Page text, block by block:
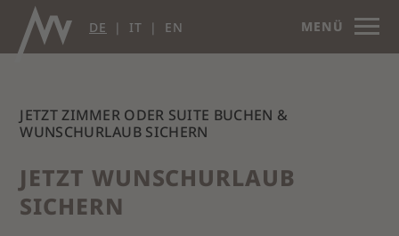
MENÜ
DE IT EN
JETZT ZIMMER ODER SUITE BUCHEN &
WUNSCHURLAUB SICHERN
JETZT WUNSCHURLAUB
SICHERN